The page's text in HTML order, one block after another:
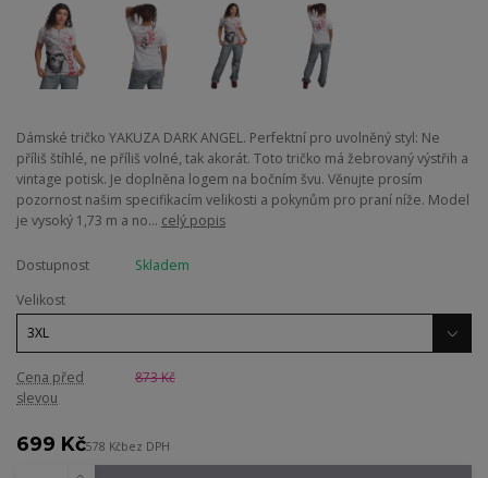
Dámské tričko YAKUZA DARK ANGEL. Perfektní pro uvolněný styl: Ne
příliš štíhlé, ne příliš volné, tak akorát. Toto tričko má žebrovaný výstřih a
vintage potisk. Je doplněna logem na bočním švu. Věnujte prosím
pozornost našim specifikacím velikosti a pokynům pro praní níže. Model
je vysoký 1,73 m a no... celý popis
Dostupnost
Skladem
Velikost
Cena před
slevou
873 Kč
699 Kč578 Kčbez DPH